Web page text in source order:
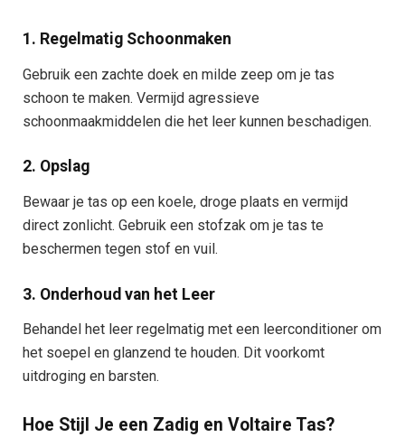
1. Regelmatig Schoonmaken
Gebruik een zachte doek en milde zeep om je tas
schoon te maken. Vermijd agressieve
schoonmaakmiddelen die het leer kunnen beschadigen.
2. Opslag
Bewaar je tas op een koele, droge plaats en vermijd
direct zonlicht. Gebruik een stofzak om je tas te
beschermen tegen stof en vuil.
3. Onderhoud van het Leer
Behandel het leer regelmatig met een leerconditioner om
het soepel en glanzend te houden. Dit voorkomt
uitdroging en barsten.
Hoe Stijl Je een Zadig en Voltaire Tas?